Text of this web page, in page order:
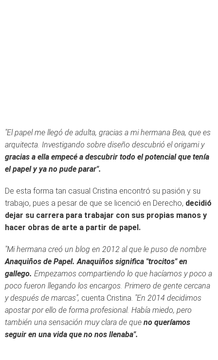
"El papel me llegó de adulta, gracias a mi hermana Bea, que es
arquitecta. Investigando sobre diseño descubrió el origami y
gracias a ella empecé a descubrir todo el potencial que tenía
el papel y ya no pude parar".
De esta forma tan casual Cristina encontró su pasión y su
trabajo, pues a pesar de que se licenció en Derecho, decidió
dejar su carrera para trabajar con sus propias manos y
hacer obras de arte a partir de papel.
"Mi hermana creó un blog en 2012 al que le puso de nombre
Anaquiños de Papel. Anaquiños significa "trocitos" en
gallego. Empezamos compartiendo lo que hacíamos y poco a
poco fueron llegando los encargos. Primero de gente cercana
y después de marcas", cuenta Cristina. "En 2014 decidimos
apostar por ello de forma profesional. Había miedo, pero
también una sensación muy clara de que no queríamos
seguir en una vida que no nos llenaba".